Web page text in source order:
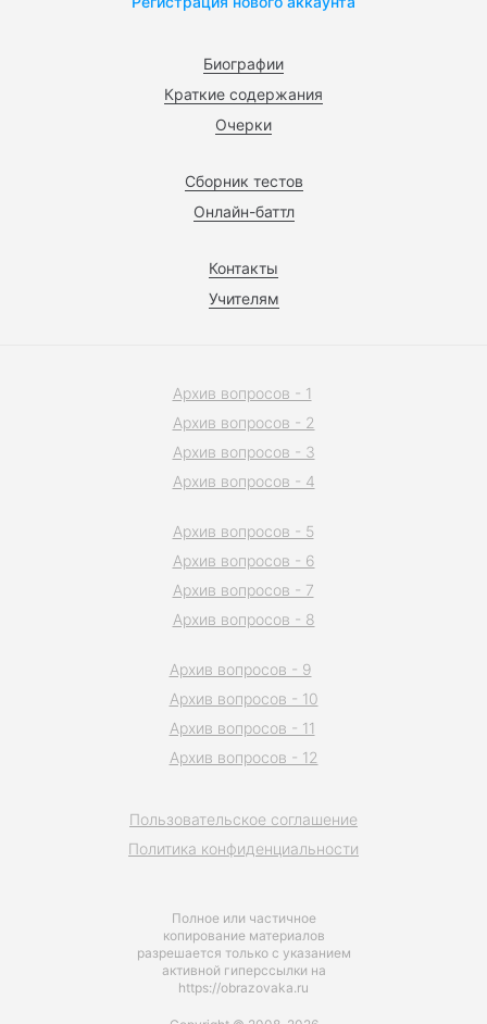
Биографии
Краткие содержания
Очерки
Сборник тестов
Онлайн-баттл
Контакты
Учителям
Полное или частичное
копирование материалов
разрешается только с указанием
активной гиперссылки на
https://obrazovaka.ru
Пользовательское соглашение
Политика конфиденциальности
Архив вопросов - 1
Архив вопросов - 2
Архив вопросов - 3
Архив вопросов - 4
Архив вопросов - 5
Архив вопросов - 6
Архив вопросов - 7
Архив вопросов - 8
Архив вопросов - 9
Архив вопросов - 10
Архив вопросов - 11
Архив вопросов - 12